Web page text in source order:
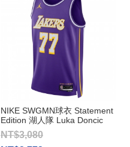
NIKE SWGMN球衣 Statement
Edition 湖人隊 Luka Doncic
NT$3,080